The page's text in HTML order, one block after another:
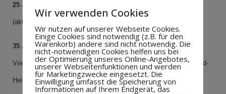
25 Jahre Vereinsmitglied
(aktiv), Bernhard Timmers, Hilde Küpers (aktiv), Gerdi Mensen.
35 Jahre Vereinsmitglied (aktiv):Bernd Holtkamp, Johann
Vrielmann, Bernd Vrielmann, Georg Alferink, Helmut Alveres, Gerd-
Heinz Menken, Sieglinde Meinders, Frieda Menken, Bärbel Kuite,
Wir verwenden Cookies
Wir nutzen auf unserer Webseite Cookies.
Einige Cookies sind notwendig (z.B. für den
Warenkorb) andere sind nicht notwendig. Die
nicht-notwendigen Cookies helfen uns bei
der Optimierung unseres Online-Angebotes,
unserer Webseitenfunktionen und werden
für Marketingzwecke eingesetzt. Die
Einwilligung umfasst die Speicherung von
Informationen auf Ihrem Endgerät, das